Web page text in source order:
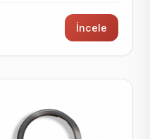
İncele